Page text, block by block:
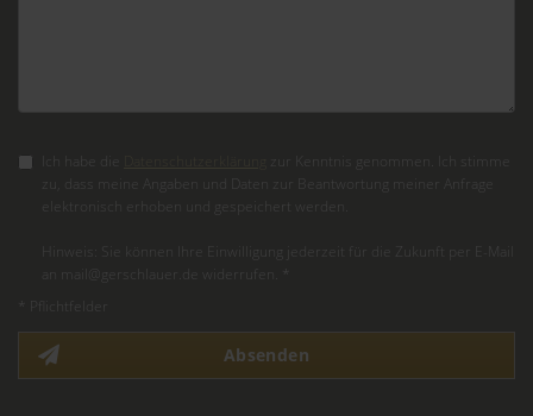
Ich habe die
zur Kenntnis genommen. Ich stimme
zu, dass meine Angaben und Daten zur Beantwortung meiner Anfrage
elektronisch erhoben und gespeichert werden.
Hinweis: Sie können Ihre Einwilligung jederzeit für die Zukunft per E-Mail
an mail@gerschlauer.de widerrufen. *
* Pflichtfelder
Absenden